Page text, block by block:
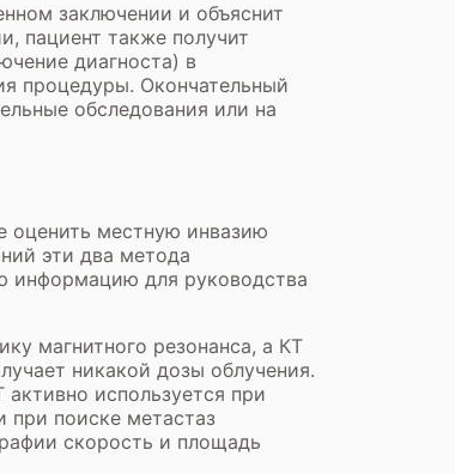
заключении и объяснит
пациент также получит
диагноста) в
процедуры. Окончательный
обследования или на
оценить местную инвазию
эти два метода
информацию для руководства
магнитного резонанса, а КТ
никакой дозы облучения.
используется при
при поиске метастаз
скорость и площадь